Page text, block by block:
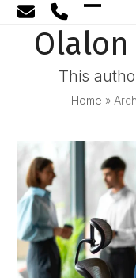
Skip
content
mobile
menu
mobile
menu
This
Home »